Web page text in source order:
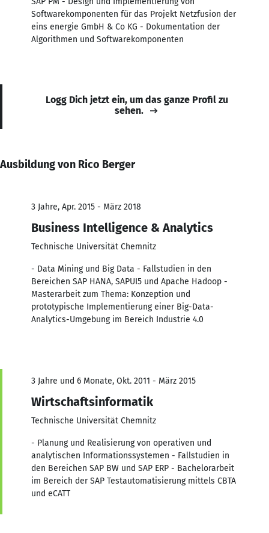
Softwarekomponenten für das Projekt Netzfusion der
eins energie GmbH & Co KG - Dokumentation der
Algorithmen und Softwarekomponenten
Logg Dich jetzt ein, um das ganze Profil zu
sehen.
Ausbildung von Rico Berger
3 Jahre, Apr. 2015 - März 2018
Business Intelligence & Analytics
Technische Universität Chemnitz
- Data Mining und Big Data - Fallstudien in den
Bereichen SAP HANA, SAPUI5 und Apache Hadoop -
Masterarbeit zum Thema: Konzeption und
prototypische Implementierung einer Big-Data-
Analytics-Umgebung im Bereich Industrie 4.0
3 Jahre und 6 Monate, Okt. 2011 - März 2015
Wirtschaftsinformatik
Technische Universität Chemnitz
- Planung und Realisierung von operativen und
analytischen Informationssystemen - Fallstudien in
den Bereichen SAP BW und SAP ERP - Bachelorarbeit
im Bereich der SAP Testautomatisierung mittels CBTA
und eCATT